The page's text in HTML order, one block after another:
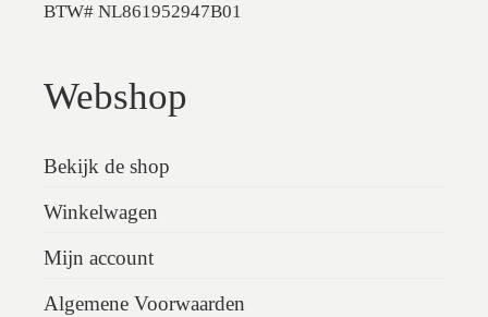
BTW# NL861952947B01
Webshop
Bekijk de shop
Winkelwagen
Mijn account
Algemene Voorwaarden